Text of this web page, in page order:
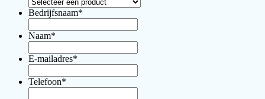
Bedrijfsnaam*
Naam*
E-mailadres*
Telefoon*